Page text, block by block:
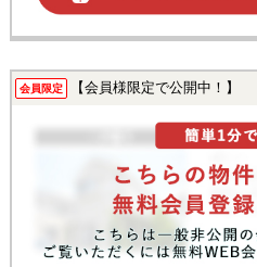
会員限定 【会員様限定で公開中！】